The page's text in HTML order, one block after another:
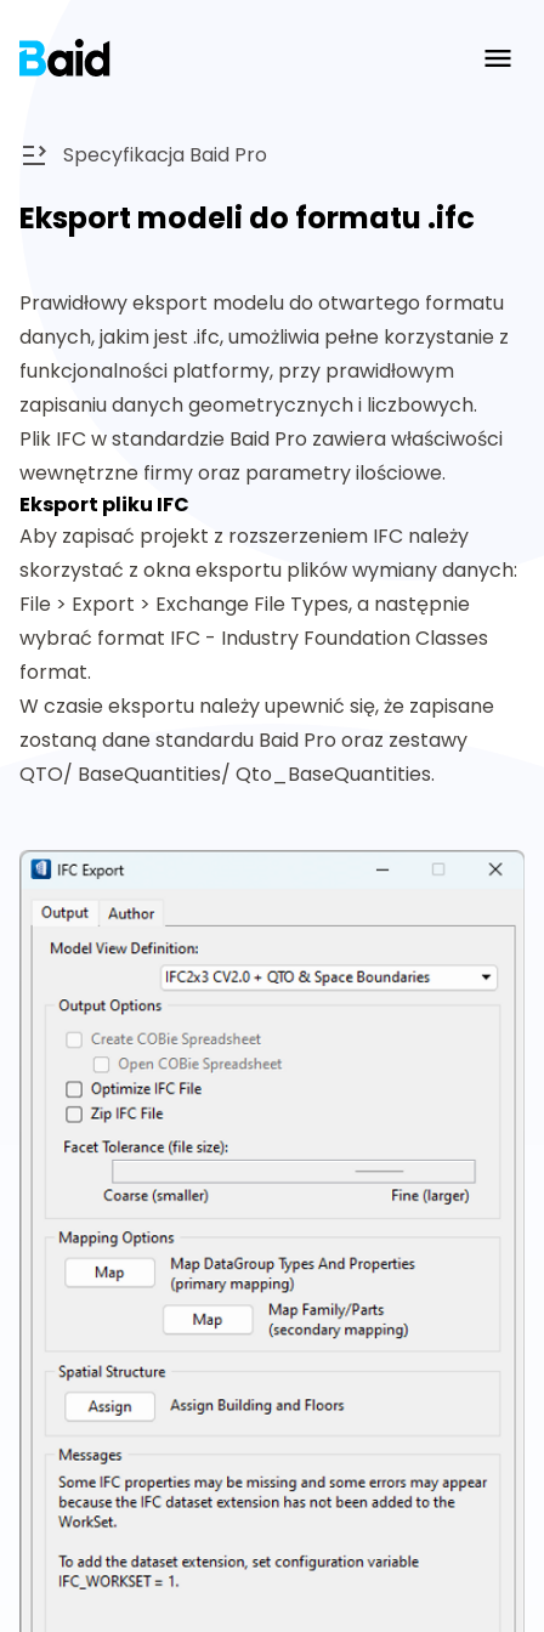
Specyfikacja Baid Pro
Eksport modeli do formatu .ifc
Prawidłowy eksport modelu do otwartego formatu
danych, jakim jest .ifc, umożliwia pełne korzystanie z
funkcjonalności platformy, przy prawidłowym
zapisaniu danych geometrycznych i liczbowych.
Plik IFC w standardzie Baid Pro zawiera właściwości
wewnętrzne firmy oraz parametry ilościowe.
Eksport pliku IFC
Aby zapisać projekt z rozszerzeniem IFC należy
skorzystać z okna eksportu plików wymiany danych:
File > Export > Exchange File Types, a następnie
wybrać format IFC - Industry Foundation Classes
format.
W czasie eksportu należy upewnić się, że zapisane
zostaną dane standardu Baid Pro oraz zestawy
QTO/ BaseQuantities/ Qto_BaseQuantities.